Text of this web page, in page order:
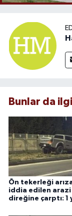
Bunlar da
Ön tekerleği
iddia edilen arazi
direğine çarptı: 1